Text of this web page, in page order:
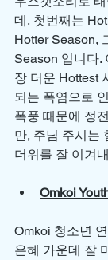
데, 첫번째는
Hotter Season,
Season 입니다.
장 더운 Hottest
되는 폭염으로
폭풍 때문에 정
만, 주님 주시는
더위를 잘 이겨
Omkoi
Omkoi 청소년
은혜 가운데 잘